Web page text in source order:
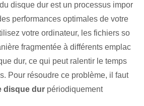
disque dur est un processus impor
performances optimales de votre
votre ordinateur, les fichiers so
fragmentée à différents emplac
dur, ce qui peut ralentir le temps
Pour résoudre ce problème, il faut
disque dur périodiquement